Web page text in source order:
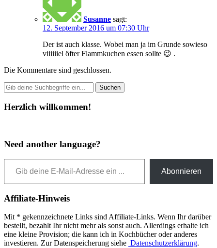
Susanne sagt:
12. September 2016 um 07:30 Uhr
Der ist auch klasse. Wobei man ja im Grunde sowieso
viiiiiiel öfter Flammkuchen essen sollte 😉 .
Die Kommentare sind geschlossen.
Herzlich willkommen!
Need another language?
Gib deine E-Mail-Adresse ein ...
Abonnieren
Affiliate-Hinweis
Mit * gekennzeichnete Links sind Affiliate-Links. Wenn Ihr darüber
bestellt, bezahlt Ihr nicht mehr als sonst auch. Allerdings erhalte ich
eine kleine Provision; die kann ich in Kochbücher oder anderes
investieren. Zur Datenspeicherung siehe Datenschutzerklärung.